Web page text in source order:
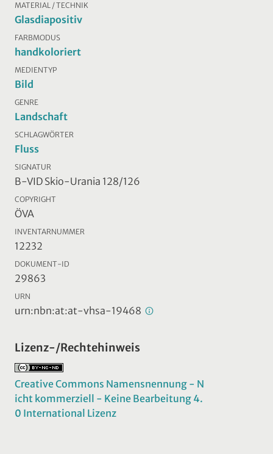
MATERIAL / TECHNIK
Glasdiapositiv
FARBMODUS
handkoloriert
MEDIENTYP
Bild
GENRE
Landschaft
SCHLAGWÖRTER
Fluss
SIGNATUR
B-VID Skio-Urania 128/126
COPYRIGHT
ÖVA
INVENTARNUMMER
12232
DOKUMENT-ID
29863
URN
urn:nbn:at:at-vhsa-19468
Lizenz-/Rechtehinweis
Creative Commons Namensnennung - N
icht kommerziell - Keine Bearbeitung 4.
0 International Lizenz